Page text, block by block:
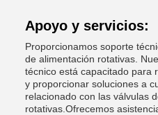
Apoyo y servicios:
Proporcionamos soporte
de alimentación rotativas.
técnico está capacitado para
y proporcionar soluciones a
relacionado con las válvulas
rotativas.Ofrecemos